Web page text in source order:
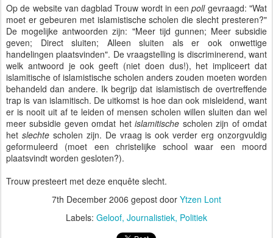
Op de website van dagblad Trouw wordt in eenpollgevraagd: "Wat
moet er gebeuren met islamistische scholen die slecht presteren?"
De mogelijke antwoorden zijn: "Meer tijd gunnen; Meer subsidie
geven; Direct sluiten; Alleen sluiten als er ook onwettige
handelingen plaatsvinden". De vraagstelling is discriminerend, want
welk antwoord je ook geeft (niet doen dus!), het impliceert dat
islamitische of islamistische scholen anders zouden moeten worden
behandeld dan andere. Ik begrijp dat islamistisch de overtreffende
trap is van islamitisch. De uitkomst is hoe dan ook misleidend, want
er is nooit uit af te leiden of mensen scholen willen sluiten dan wel
meer subsidie geven omdat hetislamitische scholen zijn of omdat
het slechtescholen zijn. De vraag is ook verder erg onzorgvuldig
geformuleerd (moet een christelijke school waar een moord
plaatsvindt worden gesloten?).
Trouw presteert met deze enquête slecht.
7th December 2006 gepost door Ytzen Lont
Labels: Geloof Journalistiek Politiek